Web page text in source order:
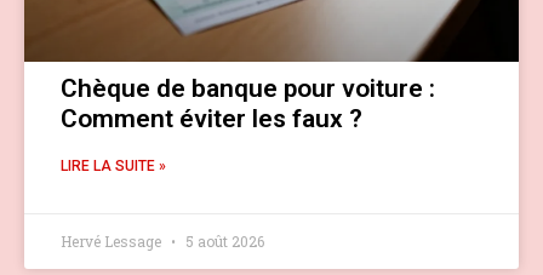
Chèque de banque pour voiture :
Comment éviter les faux ?
LIRE LA SUITE »
Hervé Lessage 5 août 2026